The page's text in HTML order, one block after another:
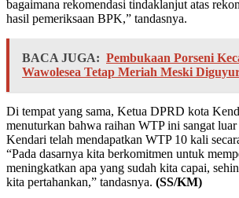
bagaimana rekomendasi tindaklanjut atas
hasil pemeriksaan BPK,” tandasnya.
BACA JUGA: Pembukaan Porseni
Wawolesea Tetap Meriah Meski
Di tempat yang sama, Ketua DPRD kota
menuturkan bahwa raihan WTP ini sangat
Kendari telah mendapatkan WTP 10 kali
“Pada dasarnya kita berkomitmen untuk
meningkatkan apa yang sudah kita capai,
kita pertahankan,” tandasnya. (SS/KM)